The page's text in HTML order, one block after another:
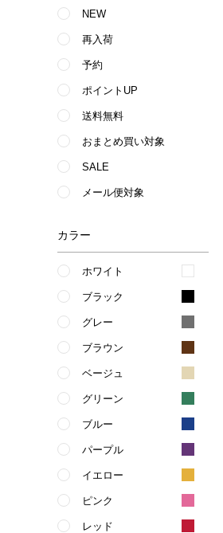
NEW
再入荷
予約
ポイントUP
送料無料
おまとめ買い対象
SALE
メール便対象
カラー
ホワイト
ブラック
グレー
ブラウン
ベージュ
グリーン
ブルー
パープル
イエロー
ピンク
レッド